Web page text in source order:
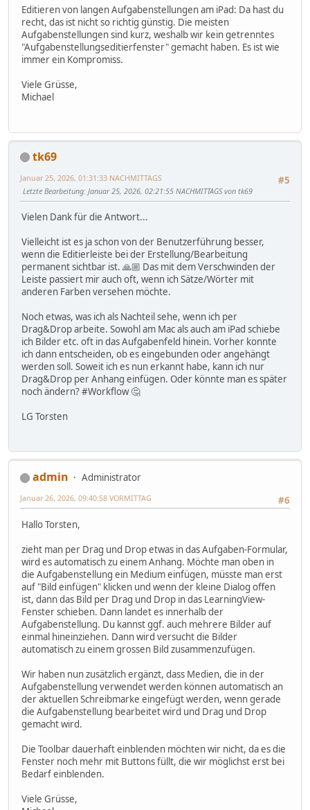
Editieren von langen Aufgabenstellungen am iPad: Da hast du
recht, das ist nicht so richtig günstig. Die meisten
Aufgabenstellungen sind kurz, weshalb wir kein getrenntes
"Aufgabenstellungseditierfenster" gemacht haben. Es ist wie
immer ein Kompromiss.
Viele Grüsse,
Michael
tk69
#5
Januar 25, 2026, 01:31:33 NACHMITTAGS
Letzte Bearbeitung: Januar 25, 2026, 02:21:55 NACHMITTAGS von tk69
Vielen Dank für die Antwort...
Vielleicht ist es ja schon von der Benutzerführung besser,
wenn die Editierleiste bei der Erstellung/Bearbeitung
permanent sichtbar ist. 🙏🏼 Das mit dem Verschwinden der
Leiste passiert mir auch oft, wenn ich Sätze/Wörter mit
anderen Farben versehen möchte.
Noch etwas, was ich als Nachteil sehe, wenn ich per
Drag&Drop arbeite. Sowohl am Mac als auch am iPad schiebe
ich Bilder etc. oft in das Aufgabenfeld hinein. Vorher konnte
ich dann entscheiden, ob es eingebunden oder angehängt
werden soll. Soweit ich es nun erkannt habe, kann ich nur
Drag&Drop per Anhang einfügen. Oder könnte man es später
noch ändern? #Workflow 🤔
LG Torsten
admin
Administrator
#6
Januar 26, 2026, 09:40:58 VORMITTAG
Hallo Torsten,
zieht man per Drag und Drop etwas in das Aufgaben-Formular,
wird es automatisch zu einem Anhang. Möchte man oben in
die Aufgabenstellung ein Medium einfügen, müsste man erst
auf "Bild einfügen" klicken und wenn der kleine Dialog offen
ist, dann das Bild per Drag und Drop in das LearningView-
Fenster schieben. Dann landet es innerhalb der
Aufgabenstellung. Du kannst ggf. auch mehrere Bilder auf
einmal hineinziehen. Dann wird versucht die Bilder
automatisch zu einem grossen Bild zusammenzufügen.
Wir haben nun zusätzlich ergänzt, dass Medien, die in der
Aufgabenstellung verwendet werden können automatisch an
der aktuellen Schreibmarke eingefügt werden, wenn gerade
die Aufgabenstellung bearbeitet wird und Drag und Drop
gemacht wird.
Die Toolbar dauerhaft einblenden möchten wir nicht, da es die
Fenster noch mehr mit Buttons füllt, die wir möglichst erst bei
Bedarf einblenden.
Viele Grüsse,